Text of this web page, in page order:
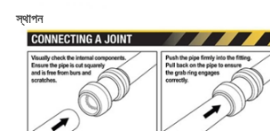
স্থাপন